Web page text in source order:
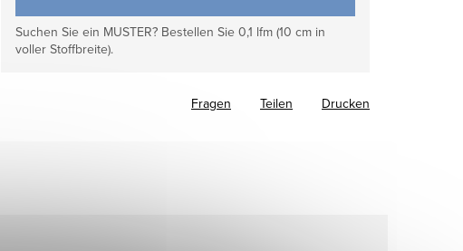
Suchen Sie ein MUSTER? Bestellen Sie 0,1 lfm (10 cm in
voller Stoffbreite).
Drucken
Fragen Teilen